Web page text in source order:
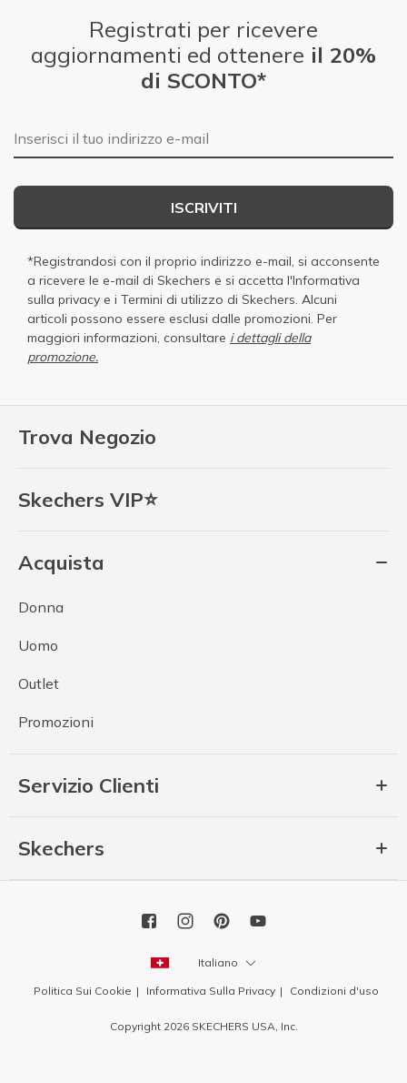
Trova Negozio
Skechers VIP⭐
Acquista
Donna
Uomo
Outlet
Promozioni
Servizio Clienti
Skechers
Registrati per ricevere
aggiornamenti ed ottenere il 20%
di SCONTO*
E-mail
ISCRIVITI
*Registrandosi con il proprio indirizzo e-mail, si acconsente
a ricevere le e-mail di Skechers e si accetta l'Informativa
sulla privacy e i Termini di utilizzo di Skechers. Alcuni
articoli possono essere esclusi dalle promozioni. Per
maggiori informazioni, consultare i dettagli della
promozione.
Italiano
Politica Sui Cookie Informativa Sulla Privacy Condizioni d'uso
Copyright 2026 SKECHERS USA, Inc.